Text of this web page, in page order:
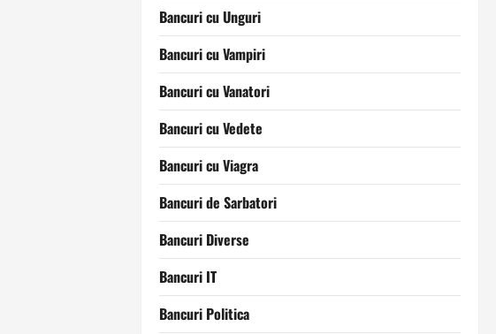
Bancuri cu Unguri
Bancuri cu Vampiri
Bancuri cu Vanatori
Bancuri cu Vedete
Bancuri cu Viagra
Bancuri de Sarbatori
Bancuri Diverse
Bancuri IT
Bancuri Politica